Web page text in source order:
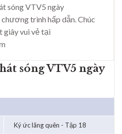
sóng VTV5 ngày
trình hấp dẫn. Chúc
giây vui vẻ tại
sóng VTV5 ngày
Ký ức lãng quên - Tập 18